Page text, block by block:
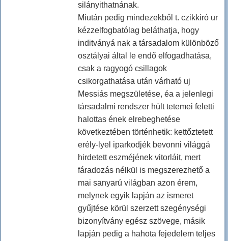
silányithatnának.
Miután pedig mindezekből t. czikkiró ur
kézzelfogbatólag beláthatja, hogy
inditványá nak a társadalom különböző
osztályai által le endő elfogadhatása,
csak a ragyogó csillagok
csikorgathatása után várható uj
Messiás megszületése, éa a jelenlegi
társadalmi rendszer hült tetemei feletti
halottas ének elrebeghetése
következtében történhetik: kettőztetett
erély-lyel iparkodjék bevonni világgá
hirdetett eszméjének vitorláit, mert
fáradozás nélkül is megszerezhető a
mai sanyarú világban azon érem,
melynek egyik lapján az ismeret
gyűjtése körül szerzett szegénységi
bizonyítvány egész szövege, másik
lapján pedig a hahota fejedelem teljes